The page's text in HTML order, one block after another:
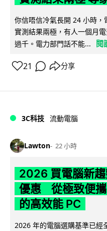
你信唔信冷氣長開 24 小時
實測結果兩極，有人一個月
過千。電力部門話不能...
閱
21 分享
3C科技 流動電腦
Lawton 22 小時
2026 買電腦新
優惠 從極致便攜
的高效能 PC
2026 年的電腦選購基準已經